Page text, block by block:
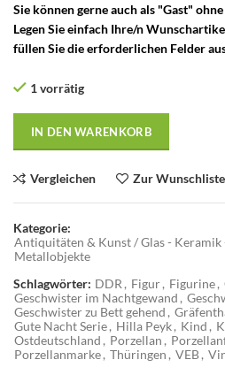
Sie können gerne auch als "Gast"
Legen Sie einfach Ihre/n
füllen Sie die erforderlichen Felder
1 vorrätig
IN DEN WARENKORB
Vergleichen Zur
Kategorie:
Antiquitäten & Kunst / Glas - Keramik
Metallobjekte
Schlagwörter: DDR , Figur, Figurine,
Geschwister im Nachtgewand ,
Geschwister zu Bett gehend ,
Gute Nacht Serie, Hilla Peyk, Kind ,
Ostdeutschland , Porzellan ,
Porzellanmarke, Thüringen , VEB,